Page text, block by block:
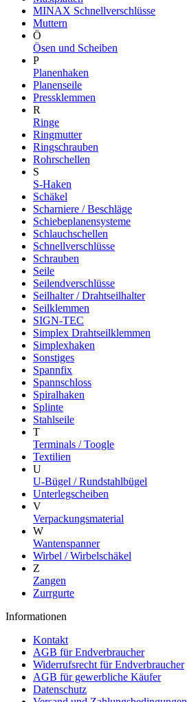
MINAX Schnellverschlüsse
Muttern
Ö
Ösen und Scheiben
P
Planenhaken
Planenseile
Pressklemmen
R
Ringe
Ringmutter
Ringschrauben
Rohrschellen
S
S-Haken
Schäkel
Scharniere / Beschläge
Schiebeplanensysteme
Schlauchschellen
Schnellverschlüsse
Schrauben
Seile
Seilendverschlüsse
Seilhalter / Drahtseilhalter
Seilklemmen
SIGN-TEC
Simplex Drahtseilklemmen
Simplexhaken
Sonstiges
Spannfix
Spannschloss
Spiralhaken
Splinte
Stahlseile
T
Terminals / Toogle
Textilien
U
U-Bügel / Rundstahlbügel
Unterlegscheiben
V
Verpackungsmaterial
W
Wantenspanner
Wirbel / Wirbelschäkel
Z
Zangen
Zurrgurte
Informationen
Kontakt
AGB für Endverbraucher
Widerrufsrecht für Endverbraucher
AGB für gewerbliche Käufer
Datenschutz